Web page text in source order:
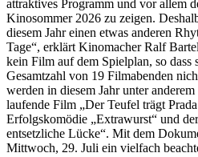
attraktives Programm und vor allem
Kinosommer 2026 zu zeigen.
diesem Jahr einen etwas anderen
Tage“, erklärt Kinomacher Ralf
kein Film auf dem Spielplan, so dass
Gesamtzahl von 19 Filmabenden
werden in diesem Jahr unter
laufende Film „Der Teufel trägt
Erfolgskomödie „Extrawurst“ und
entsetzliche Lücke“. Mit dem
Mittwoch, 29. Juli ein vielfach